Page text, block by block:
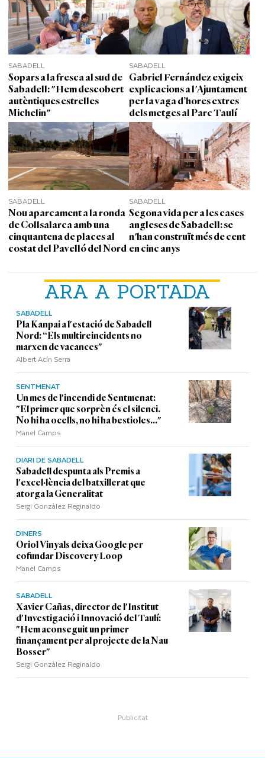
ARA A PORTADA
SABADELL
Pla Kanpai a l'estació de Sabadell
Nord: “Els multireincidents no
marxen de vacances"
Albert Acín Serra
SENTMENAT
Un mes de l'incendi de Sentmenat:
"El primer que sorprèn és el silenci.
No hi ha ocells, no hi ha bestioles..."
Manel Camps
DIARI DE SABADELL
Sabadell despunta als Premis a
l'excel·lència del batxillerat que
atorga la Generalitat
Sergi Gonzàlez Reginaldo
DINERS
Oriol Vinyals deixa Google per
cofundar Discovery Loop
Manel Camps
SABADELL
Xavier Cañas, director de l'Institut
d'Investigació i Innovació del Taulí:
"Hem aconseguit un primer
finançament per al projecte de la Nau
Bosser"
Sergi Gonzàlez Reginaldo
SABADELL
Sopars a la fresca al sud de
Sabadell: "Hem descobert
autèntiques estrelles
Michelin"
SABADELL
Gabriel Fernández exigeix
explicacions a l'Ajuntament
per la vaga d’hores extres
dels metges al Parc Taulí
SABADELL
Nou aparcament a la ronda
de Collsalarca amb una
cinquantena de places al
costat del Pavelló del Nord
SABADELL
Segona vida per a les cases
angleses de Sabadell: se
n'han construït més de cent
en cinc anys